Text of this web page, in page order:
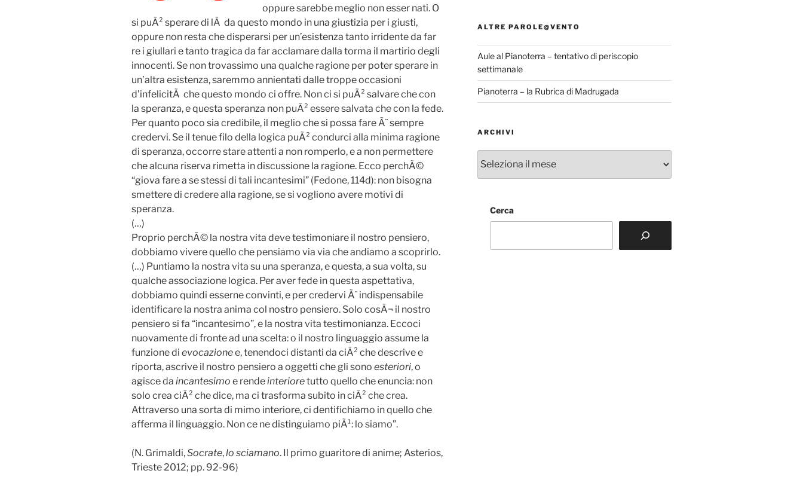
oppure sarebbe meglio non esser nati. O
si puÃ² sperare di lÃ da questo mondo in una giustizia per i giusti,
oppure non resta che disperarsi per un’esistenza tanto irridente da far
re i giullari e tanto tragica da far acclamare dalla torma il martirio degli
innocenti. Se non trovassimo una qualche ragione per poter sperare in
un’altra esistenza, saremmo annientati dalle troppe occasioni
d’infelicitÃ che questo mondo ci offre. Non ci si puÃ² salvare che con
la speranza, e questa speranza non puÃ² essere salvata che con la fede.
Per quanto poco sia credibile, il meglio che si possa fare Ã¨ sempre
credervi. Se il tenue filo della logica puÃ² condurci alla minima ragione
di speranza, occorre stare attenti a non romperlo, e a non permettere
che alcuna riserva rimetta in discussione la ragione. Ecco perchÃ©
“giova fare a se stessi di tali incantesimi” (Fedone, 114d): non bisogna
smettere di credere alla ragione, se si vogliono avere motivi di
speranza.
(…)
Proprio perchÃ© la nostra vita deve testimoniare il nostro pensiero,
dobbiamo vivere quello che pensiamo via via che andiamo a scoprirlo.
(…) Puntiamo la nostra vita su una speranza, e questa, a sua volta, su
qualche associazione logica. Per aver fede in questa aspettativa,
dobbiamo quindi esserne convinti, e per credervi Ã¨ indispensabile
identificare la nostra anima col nostro pensiero. Solo cosÃ¬ il nostro
pensiero si fa “incantesimo”, e la nostra vita testimonianza. Eccoci
nuovamente di fronte ad una scelta: o il nostro linguaggio assume la
funzione di evocazionee, tenendoci distanti da ciÃ² che descrive e
riporta, ascrive il nostro pensiero a oggetti che gli sono esteriori, o
agisce da incantesimo e rendeinterioretutto quello che enuncia: non
solo crea ciÃ² che dice, ma ci trasforma subito in ciÃ² che crea.
Attraverso una sorta di mimo interiore, ci dentifichiamo in quello che
afferma il linguaggio. Non ce ne distinguiamo piÃ¹: lo siamo”.
(N. Grimaldi,Socrate,lo sciamano. Il primo guaritore di anime; Asterios,
Trieste 2012; pp. 92-96)
ALTRE PAROLE@VENTO
Aule al Pianoterra – tentativo di periscopio
settimanale
Pianoterra – la Rubrica di Madrugada
ARCHIVI
Cerca